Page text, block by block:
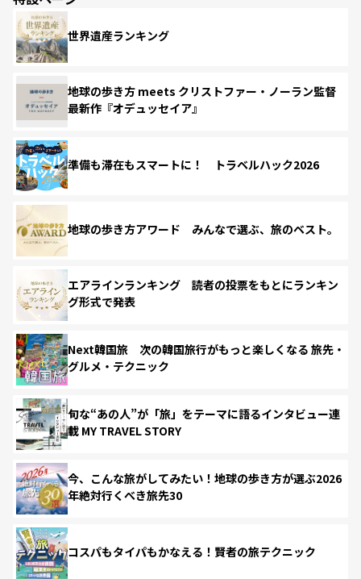
世界遺産ランキング
地球の歩き方 meets クリストファー・ノーラン監督
最新作『オデュッセイア』
準備も滞在もスマートに！ トラベルハック2026
地球の歩き方アワード みんなで選ぶ、旅のベスト。
エアラインランキング 読者の投票をもとにランキン
グ形式で発表
Next韓国旅 次の韓国旅行がもっと楽しくなる 旅先・
グルメ・テクニック
旬な“あの人”が「旅」をテーマに語るインタビュー連
載 MY TRAVEL STORY
今、こんな旅がしてみたい！地球の歩き方が選ぶ2026
年絶対行くべき旅先30
コスパもタイパもかなえる！賢者の旅テクニック